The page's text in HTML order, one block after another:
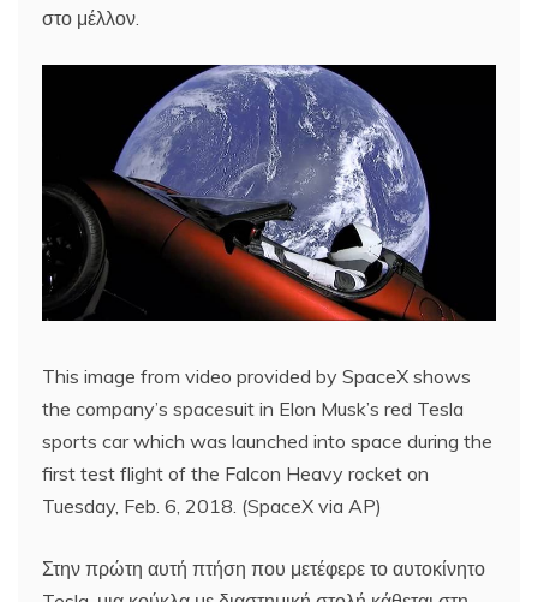
στο μέλλον.
This image from video provided by SpaceX shows
the company’s spacesuit in Elon Musk’s red Tesla
sports car which was launched into space during the
first test flight of the Falcon Heavy rocket on
Tuesday, Feb. 6, 2018. (SpaceX via AP)
Στην πρώτη αυτή πτήση που μετέφερε το αυτοκίνητο